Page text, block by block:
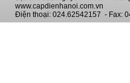
www.capdienhanoi.com.vn
Điện thoại: 024.62542157 - Fax: